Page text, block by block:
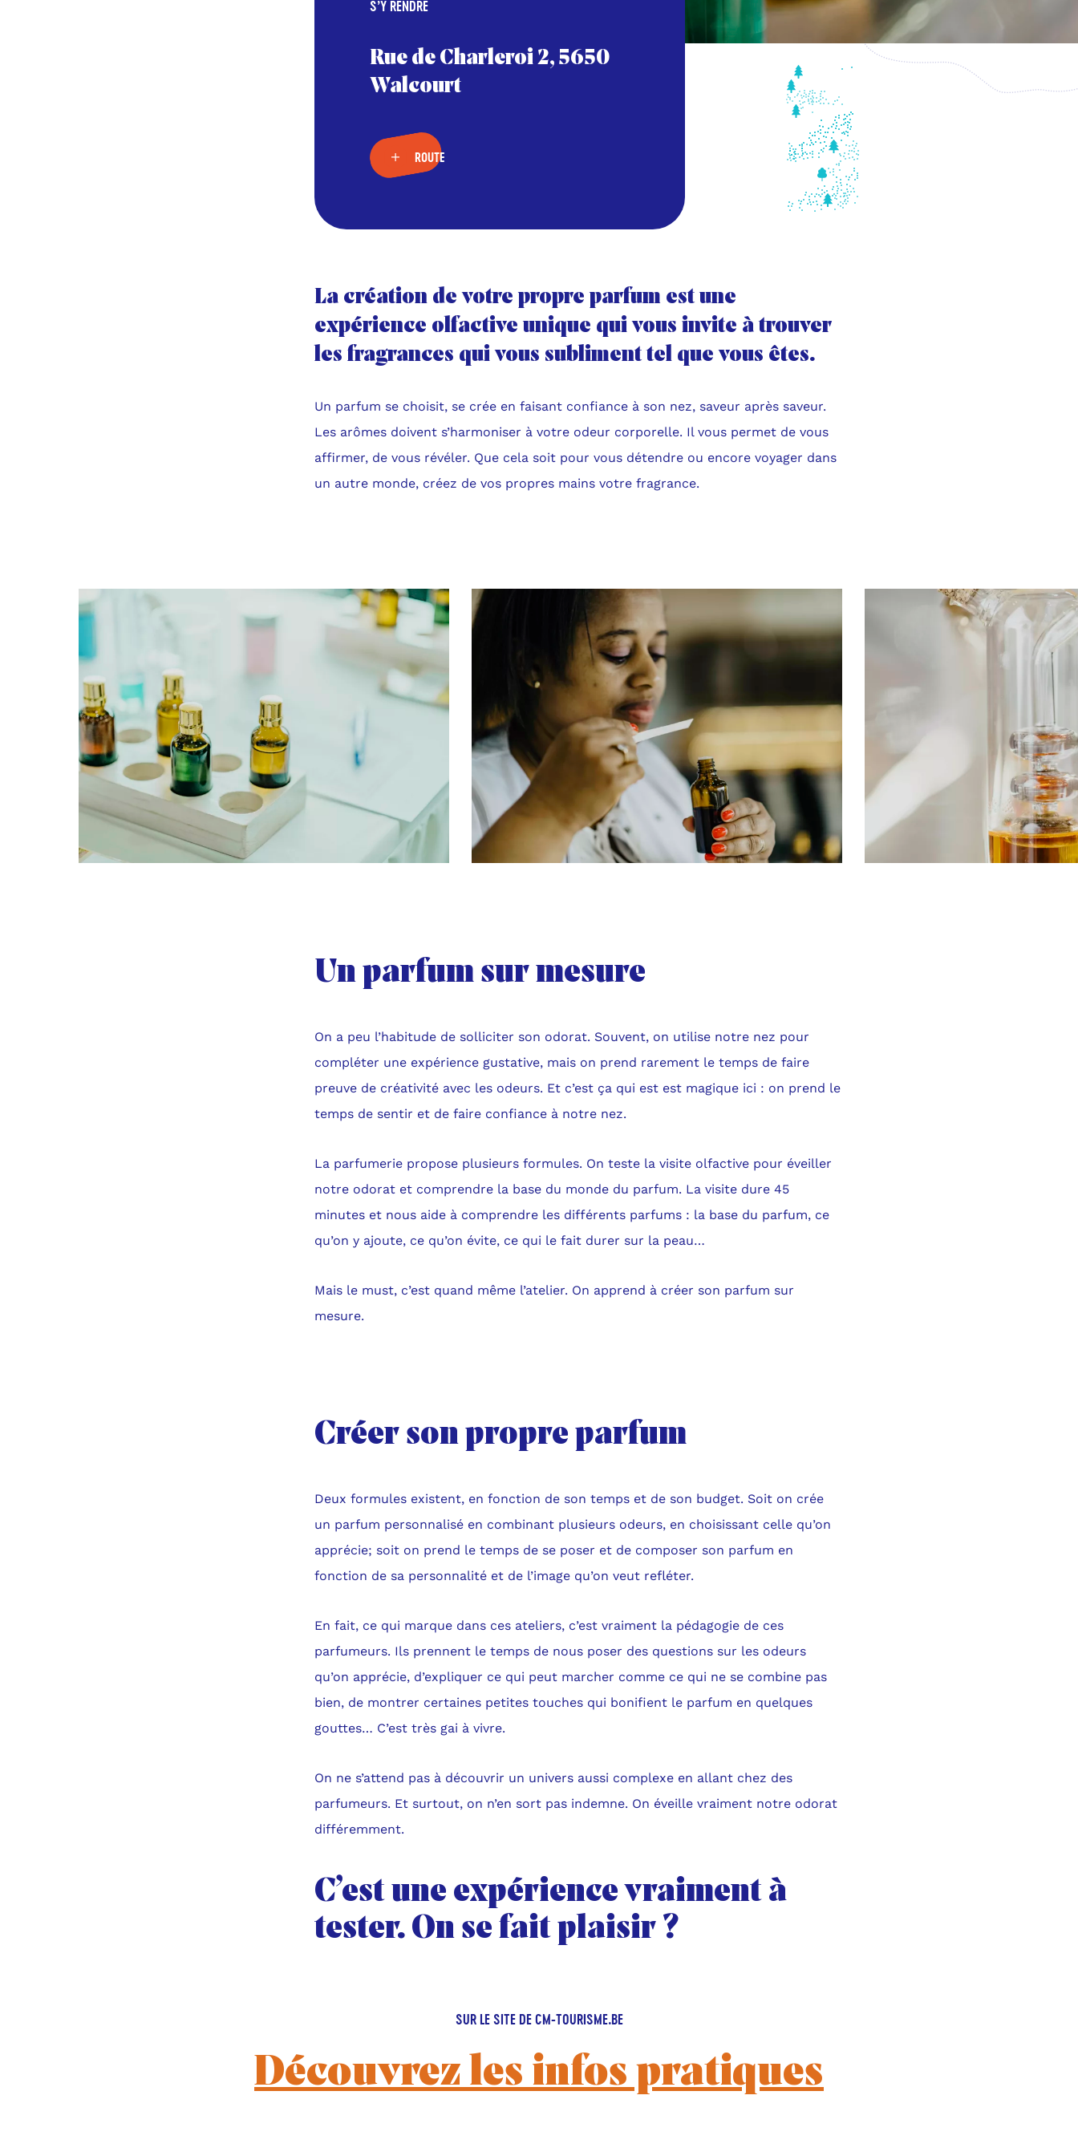
S’Y RENDRE
Rue de Charleroi 2, 5650
Walcourt
ROUTE
La création de votre propre parfum est une
expérience olfactive unique qui vous invite à trouver
les fragrances qui vous subliment tel que vous êtes.
Un parfum se choisit, se crée en faisant confiance à son nez, saveur après saveur.
Les arômes doivent s’harmoniser à votre odeur corporelle. Il vous permet de vous
affirmer, de vous révéler. Que cela soit pour vous détendre ou encore voyager dans
un autre monde, créez de vos propres mains votre fragrance.
Un parfum sur mesure
On a peu l’habitude de solliciter son odorat. Souvent, on utilise notre nez pour
compléter une expérience gustative, mais on prend rarement le temps de faire
preuve de créativité avec les odeurs. Et c’est ça qui est est magique ici : on prend le
temps de sentir et de faire confiance à notre nez.
La parfumerie propose plusieurs formules. On teste la visite olfactive pour éveiller
notre odorat et comprendre la base du monde du parfum. La visite dure 45
minutes et nous aide à comprendre les différents parfums : la base du parfum, ce
qu’on y ajoute, ce qu’on évite, ce qui le fait durer sur la peau…
Mais le must, c’est quand même l’atelier. On apprend à créer son parfum sur
mesure.
Créer son propre parfum
Deux formules existent, en fonction de son temps et de son budget. Soit on crée
un parfum personnalisé en combinant plusieurs odeurs, en choisissant celle qu’on
apprécie; soit on prend le temps de se poser et de composer son parfum en
fonction de sa personnalité et de l’image qu’on veut refléter.
En fait, ce qui marque dans ces ateliers, c’est vraiment la pédagogie de ces
parfumeurs. Ils prennent le temps de nous poser des questions sur les odeurs
qu’on apprécie, d’expliquer ce qui peut marcher comme ce qui ne se combine pas
bien, de montrer certaines petites touches qui bonifient le parfum en quelques
gouttes… C’est très gai à vivre.
On ne s’attend pas à découvrir un univers aussi complexe en allant chez des
parfumeurs. Et surtout, on n’en sort pas indemne. On éveille vraiment notre odorat
différemment.
C’est une expérience vraiment à
tester. On se fait plaisir ?
SUR LE SITE DE CM-TOURISME.BE
Découvrez les infos pratiques